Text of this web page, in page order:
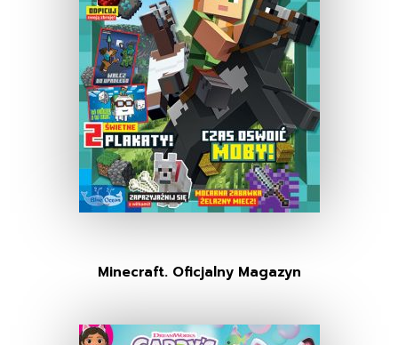
Minecraft. Oficjalny Magazyn